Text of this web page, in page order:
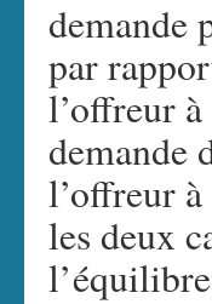
demande
par
l’offreur
demande
l’offreur
les deux